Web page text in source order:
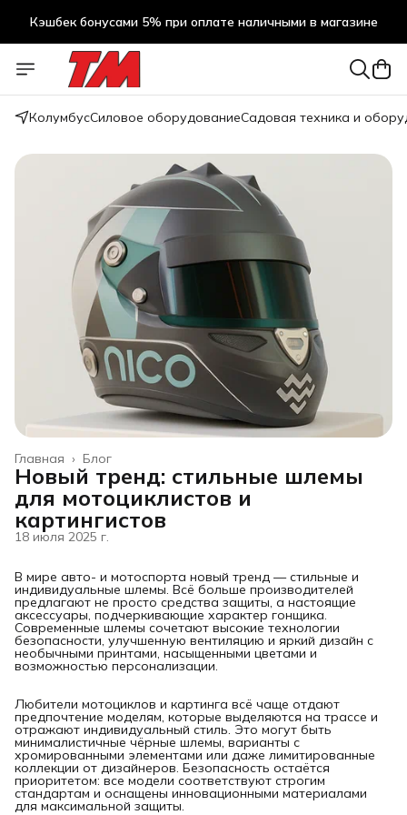
Кэшбек бонусами 5% при оплате наличными в магазине
Кэшбек бонусами 5% при оплате наличными в магазине
КолумбусСиловое оборудованиеСадовая техника и
Блог
Главная ›
Новый тренд: стильные шлемы
для мотоциклистов и
картингистов
18 июля 2025 г.
В мире авто- и мотоспорта новый тренд — стильные и
индивидуальные шлемы. Всё больше производителей
предлагают не просто средства защиты, а настоящие
аксессуары, подчеркивающие характер гонщика.
Современные шлемы сочетают высокие технологии
безопасности, улучшенную вентиляцию и яркий дизайн с
необычными принтами, насыщенными цветами и
возможностью персонализации.
Любители мотоциклов и картинга всё чаще отдают
предпочтение моделям, которые выделяются на трассе и
отражают индивидуальный стиль. Это могут быть
минималистичные чёрные шлемы, варианты с
хромированными элементами или даже лимитированные
коллекции от дизайнеров. Безопасность остаётся
приоритетом: все модели соответствуют строгим
стандартам и оснащены инновационными материалами
для максимальной защиты.